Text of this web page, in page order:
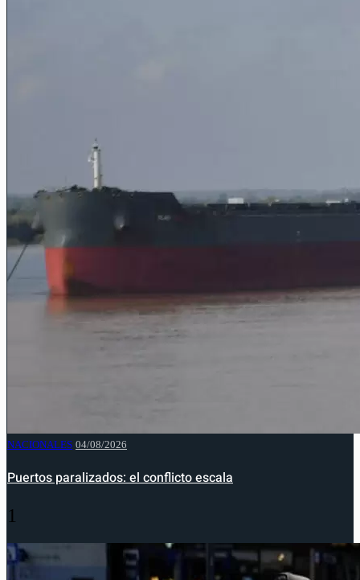
NACIONALES 04/08/2026
Puertos paralizados: el conflicto escala
1